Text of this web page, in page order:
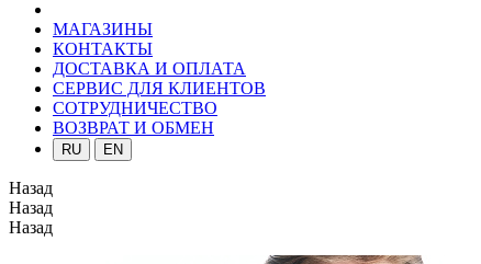
МАГАЗИНЫ
КОНТАКТЫ
ДОСТАВКА И ОПЛАТА
СЕРВИС ДЛЯ КЛИЕНТОВ
СОТРУДНИЧЕСТВО
ВОЗВРАТ И ОБМЕН
RU EN
Назад
Назад
Назад